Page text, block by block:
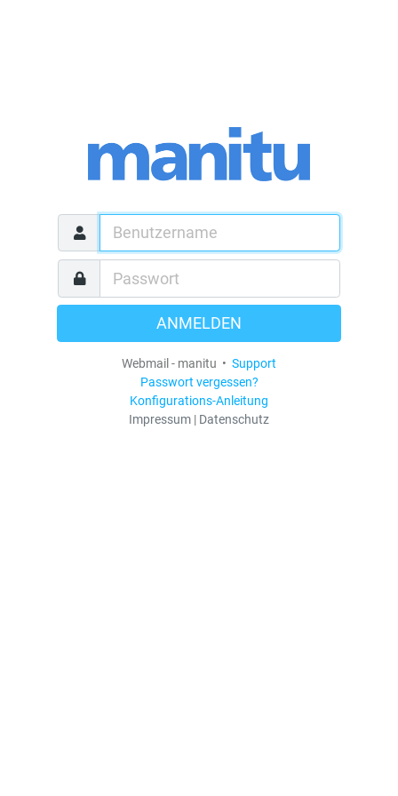
ANMELDEN
Webmail - manitu • Support
Passwort vergessen?
Konfigurations-Anleitung
Impressum | Datenschutz